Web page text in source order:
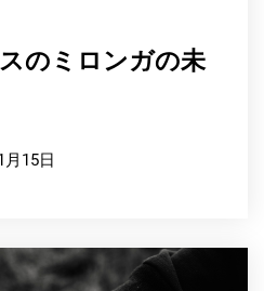
のミロンガの未
月15日